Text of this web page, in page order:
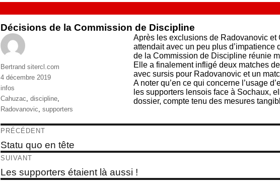
Décisions de la Commission de Discipline
Après les exclusions de Radovanovic et
attendait avec un peu plus d’impatience
de la Commission de Discipline réunie
Elle a finalement infligé deux matches
avec sursis pour Radovanovic et un
A noter qu’en ce qui concerne l’usage
les supporters lensois face à Sochaux,
dossier, compte tenu des mesures
Auteur
Bertrand sitercl.com
Publié
le
4 décembre 2019
Catégories
infos
Étiquettes
Cahuzac, discipline,
Radovanovic, supporters
Navigation
de
l’article
PRÉCÉDENT
Article
précédent :
Statu quo en tête
SUIVANT
Article
suivant :
Les supporters étaient là aussi !